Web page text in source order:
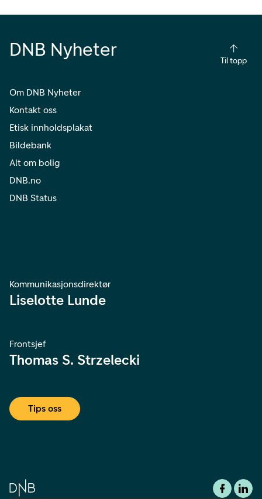
DNB Nyheter
Til topp
Om DNB Nyheter
Kontakt oss
Etisk innholdsplakat
Bildebank
Alt om bolig
DNB.no
DNB Status
Kommunikasjonsdirektør
Liselotte Lunde
Frontsjef
Thomas S. Strzelecki
Tips oss